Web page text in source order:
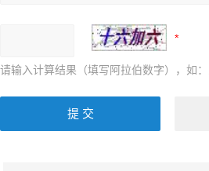
请输入计算结果（填写阿拉伯数字），如